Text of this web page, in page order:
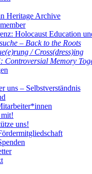
Heritage Archive
Holocaust Education
– Back to the Roots
/ Cross(dress)ing
Controversial Memory
uns – Selbstverständnis
uns!